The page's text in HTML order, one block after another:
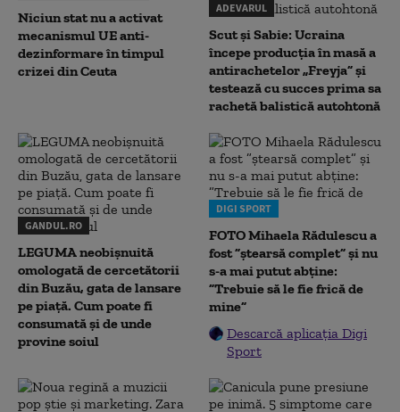
Niciun stat nu a activat
mecanismul UE anti-
dezinformare în timpul
crizei din Ceuta
ADEVARUL
Scut și Sabie: Ucraina
începe producția în masă a
antirachetelor „Freyja” și
testează cu succes prima sa
rachetă balistică autohtonă
GANDUL.RO
LEGUMA neobișnuită
omologată de cercetătorii
din Buzău, gata de lansare
pe piață. Cum poate fi
consumată și de unde
provine soiul
DIGI SPORT
FOTO Mihaela Rădulescu a
fost ”ștearsă complet” și nu
s-a mai putut abține:
”Trebuie să le fie frică de
mine”
Descarcă aplicația Digi
Sport